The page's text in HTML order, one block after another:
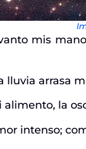
mis
lluvia arrasa
la
intenso;